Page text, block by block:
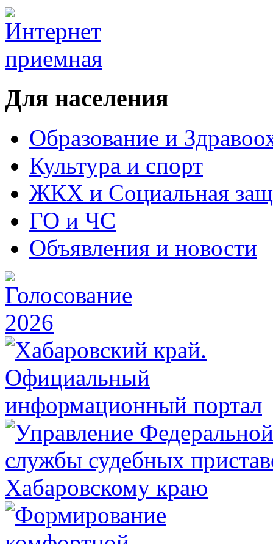
Для населения
Образование и
Культура и спорт
ЖКХ и Социальная
ГО и ЧС
Объявления и новости